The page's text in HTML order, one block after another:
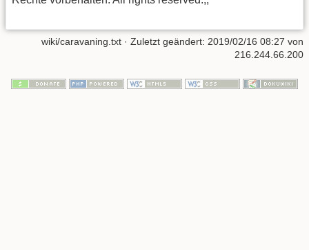
wiki/caravaning.txt · Zuletzt geändert: 2019/02/16 08:27 von
216.244.66.200